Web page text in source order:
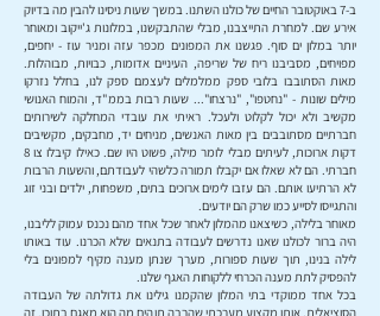
ב-7 באוקטובר החיים של כולנו השתנו. במשך שעות ניסינו להבין מה בדיוק
אירע שם. למחרת התייצבנו, מבלי שהתבקשנו, במלונות ג'ייקוב ומאוחר
יותר במלון ים סוף. פגשנו את המפונים מכפר עזה ומניר עוז - יחפים,
מפויחים, מסביבנו ריח של שריפה, העיניים אדומות, כבויות, מבוהלות.
מאות הסתובבו בלובי ספק ממלמלים לעצמם ספק לנו, בחלל נזרקו
מילים שונות - "נחטפו", "נרצחו"... שעות רבות בממ"ד, והמוח האנושי
מקשיב ולא יכול לקלוט ולעכל. ראיתי את עובדי המחלקה לשירותים
חברתיים מסתובבים בין מאות האנשים, מניחים יד, מחבקים, מקשיבים
דקות ארוכות, לעיתים מבלי לומר מילה, פשוט היו שם. כאילו קיבלו צו 8
חברתי. הם לא שאלו אם יקבלו תמורה כלשהי לעבודתם, והשעות הרבות
לא הרתיעו אותם. הם עזבו לימים ארוכים בתים, משפחות, ילדים ובני זוג
והתגייסו לסייע כמו שרק הם יודעים.
מאוחר בלילה, כשיצאנו מהמלון לאחר שכל אחד מהם נכנס עמוק לליבנו,
היה ברור לכולנו שאנו נדרשים לעבודה בתנאים שלא הכרנו. עוד באותו
לילה בנינו, תוך שעות ספורות, מערך שנתן מענה מקיף למפונים בלי
להפסיק לתת מענה הכרחי ללקוחות האגף שלנו.
בכל אחד ממוקדי בתי המלון שהקמנו גילינו את גדולתה של העבודה
הסוציאלית, אותו מקצוע מערכתי שהרבה תוהים מה הוא מאגם בתוכו. זה